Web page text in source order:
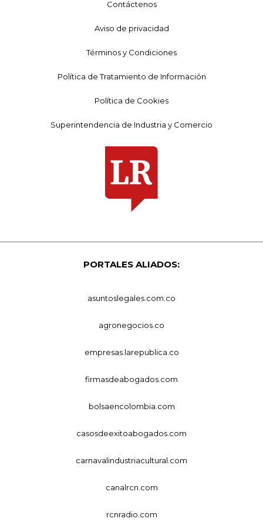
Contáctenos
Aviso de privacidad
Términos y Condiciones
Política de Tratamiento de Información
Política de Cookies
Superintendencia de Industria y Comercio
PORTALES ALIADOS:
asuntoslegales.com.co
agronegocios.co
empresas.larepublica.co
firmasdeabogados.com
bolsaencolombia.com
casosdeexitoabogados.com
carnavalindustriacultural.com
canalrcn.com
rcnradio.com